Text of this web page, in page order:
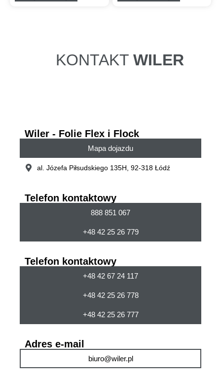
KONTAKT WILER
Wiler - Folie Flex i Flock
Mapa dojazdu
al. Józefa Piłsudskiego 135H, 92-318 Łódź
Telefon kontaktowy
888 851 067
+48 42 25 26 779
Telefon kontaktowy
+48 42 67 24 117
+48 42 25 26 778
+48 42 25 26 777
Adres e-mail
biuro@wiler.pl